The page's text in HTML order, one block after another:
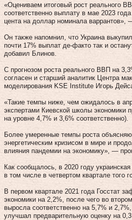
«Оцениваем итоговый рост реального
соответственно выплату в мае 2023
цента на доллар номинала варрантов»,
Он также напомнил, что Украина
почти 17% выплат де-факто так и
добавил Блинов.
С прогнозом роста реального ВВП на
согласен и старший аналитик Центра
моделирования KSE Institute Игорь
«Такие темпы ниже, чем ожидалось в
экспертами Киевской школы экономики
на уровне 4,7% и 3,6% соответственно).
Более умеренные темпы роста
энергетическим кризисом в мире и
влияния пандемии на экономику», —
Как сообщалось, в 2020 году
в том числе в четвертом квартале того
В первом квартале 2021 года Госстат
экономики на 2,2%, после чего во
выросла соответственно на 5,7% и
улучшал предварительную оценку на 0,3